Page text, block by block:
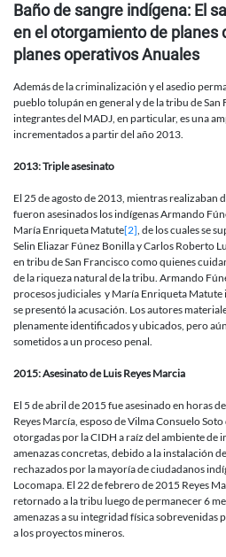
Baño de sangre indígena: El
en el otorgamiento de planes
planes operativos Anuales
Además de la criminalización y el asedio
pueblo tolupán en general y de la tribu de San
integrantes del MADJ, en particular, es una
incrementados a partir del año 2013.
2013: Triple asesinato
El 25 de agosto de 2013, mientras
fueron asesinados los indígenas Armando
María Enriqueta Matute[2], de los cuales se
Selin Eliazar Fúnez Bonilla y Carlos Roberto
en tribu de San Francisco como quienes
de la riqueza natural de la tribu. Armando
procesos judiciales y María Enriqueta
se presentó la acusación. Los autores
plenamente identificados y ubicados, pero
sometidos a un proceso penal.
2015: Asesinato de Luis Reyes Marcia
El 5 de abril de 2015 fue asesinado en horas
Reyes Marcía, esposo de Vilma Consuelo
otorgadas por la CIDH a raíz del ambiente de
amenazas concretas, debido a la instalación
rechazados por la mayoría de ciudadanos
Locomapa. El 22 de febrero de 2015 Reyes
retornado a la tribu luego de permanecer 6
amenazas a su integridad física sobrevenidas
a los proyectos mineros.